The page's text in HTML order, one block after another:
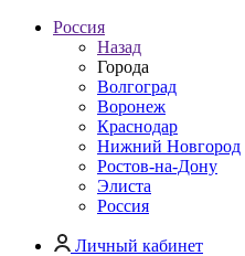
Россия
Назад
Города
Волгоград
Воронеж
Краснодар
Нижний Новгород
Ростов-на-Дону
Элиста
Россия
Личный кабинет